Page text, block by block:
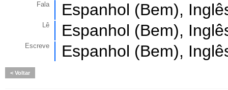
Fala Espanhol (Bem),
Lê Espanhol (Bem),
Escreve Espanhol (Bem),
Voltar